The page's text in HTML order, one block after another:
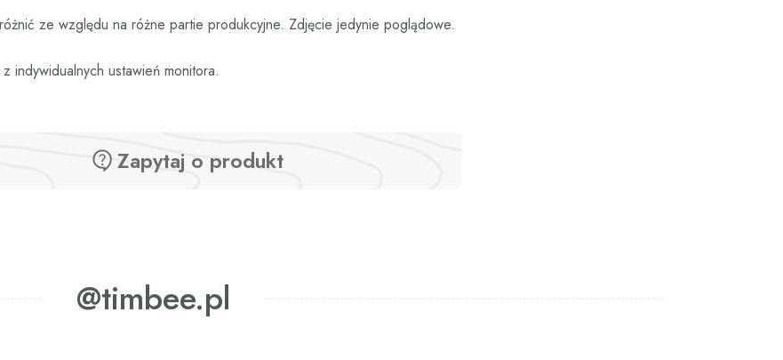
ze względu na różne partie produkcyjne. Zdjęcie jedynie poglądowe.
indywidualnych ustawień monitora.
Zapytaj o produkt
@timbee.pl